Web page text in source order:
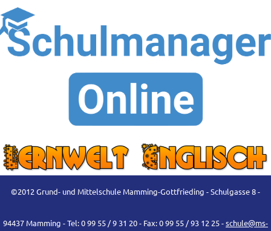
©2012 Grund- und Mittelschule Mamming-Gottfrieding - Schulgasse 8 -
94437 Mamming - Tel: 0 99 55 / 9 31 20 - Fax: 0 99 55 / 93 12 25 -schule@ms-